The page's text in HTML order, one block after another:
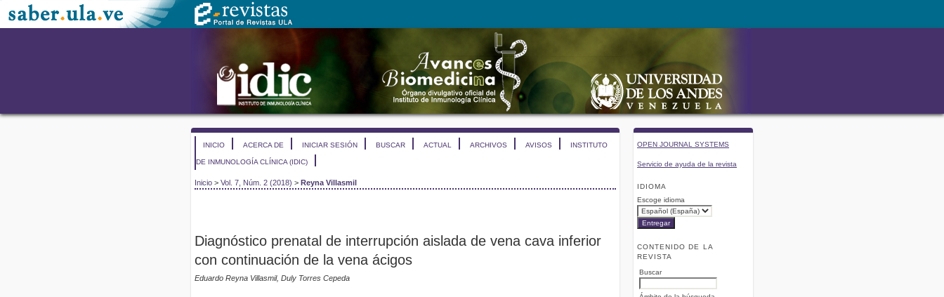
OPEN JOURNAL SYSTEMS
Servicio de ayuda de la revista
IDIOMA
Escoge idioma
CONTENIDO DE LA
REVISTA
Buscar
INICIO ACERCA DE INICIAR SESIÓN BUSCAR ACTUAL ARCHIVOS AVISOS INSTITUTO
DE INMUNOLOGÍA CLÍNICA (IDIC)
Inicio > Vol. 7, Núm. 2 (2018) > Reyna Villasmil
Diagnóstico prenatal de interrupción aislada de vena cava inferior
con continuación de la vena ácigos
Eduardo Reyna Villasmil, Duly Torres Cepeda